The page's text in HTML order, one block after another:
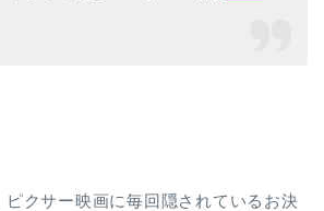
ピクサー映画に毎回隠されているお決